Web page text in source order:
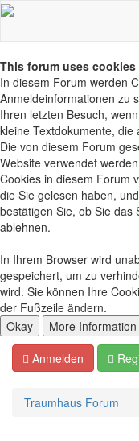
This forum uses cookies
In diesem Forum werden
Anmeldeinformationen zu
Ihren letzten Besuch,
kleine Textdokumente,
Die von diesem Forum
Website verwendet
Cookies in diesem Forum
die Sie gelesen haben,
bestätigen Sie, ob Sie das
ablehnen.
In Ihrem Browser wird
gespeichert, um zu
wird. Sie können Ihre
der Fußzeile ändern.
Anmelden
Traumhaus Forum